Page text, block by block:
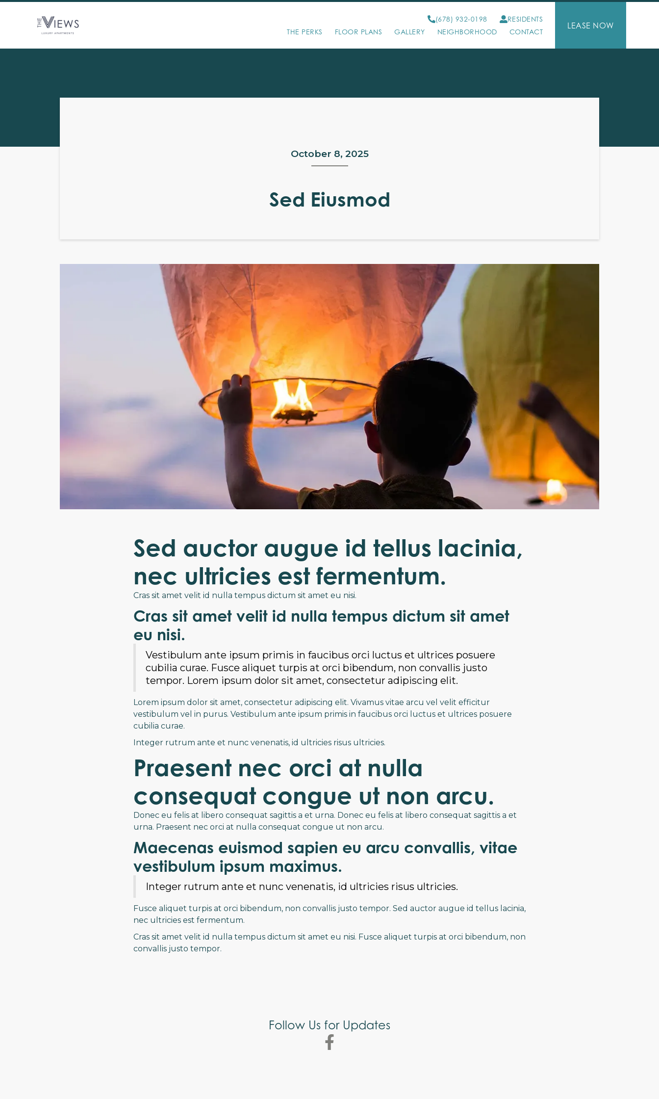
(678) 932-0198
RESIDENTS
THE PERKS
FLOOR PLANS GALLERY NEIGHBORHOOD CONTACT
LEASE NOW
October 8, 2025
Sed Eiusmod
Sed auctor augue id tellus lacinia,
nec ultricies est fermentum.
Cras sit amet velit id nulla tempus dictum sit amet eu nisi.
Cras sit amet velit id nulla tempus dictum sit amet
eu nisi.
Vestibulum ante ipsum primis in faucibus orci luctus et ultrices posuere
cubilia curae. Fusce aliquet turpis at orci bibendum, non convallis justo
tempor. Lorem ipsum dolor sit amet, consectetur adipiscing elit.
Lorem ipsum dolor sit amet, consectetur adipiscing elit. Vivamus vitae arcu vel velit efficitur
vestibulum vel in purus. Vestibulum ante ipsum primis in faucibus orci luctus et ultrices posuere
cubilia curae.
Integer rutrum ante et nunc venenatis, id ultricies risus ultricies.
Praesent nec orci at nulla
consequat congue ut non arcu.
Donec eu felis at libero consequat sagittis a et urna. Donec eu felis at libero consequat sagittis a et
urna. Praesent nec orci at nulla consequat congue ut non arcu.
Maecenas euismod sapien eu arcu convallis, vitae
vestibulum ipsum maximus.
Integer rutrum ante et nunc venenatis, id ultricies risus ultricies.
Fusce aliquet turpis at orci bibendum, non convallis justo tempor. Sed auctor augue id tellus lacinia,
nec ultricies est fermentum.
Cras sit amet velit id nulla tempus dictum sit amet eu nisi. Fusce aliquet turpis at orci bibendum, non
convallis justo tempor.
Follow Us for Updates